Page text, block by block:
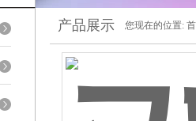
产品展示 您现在的位置: